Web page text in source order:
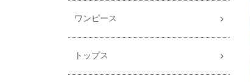
ワンピース
トップス